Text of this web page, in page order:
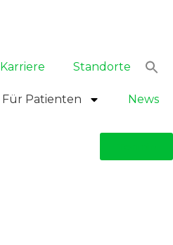
Karriere Standorte
Für Patienten News